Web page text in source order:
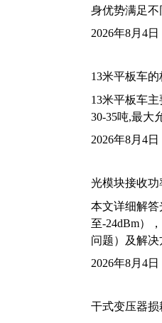
身优势满足不
2026年8月4日
13米平板车
13米平板车
30-35吨,最大
2026年8月4日
光模块接收功
本文详细解
至-24dBm）
问题）及解决
2026年8月4日
干式变压器